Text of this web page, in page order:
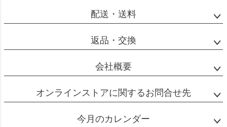
配送・送料
返品・交換
会社概要
オンラインストアに関するお問合せ先
今月のカレンダー